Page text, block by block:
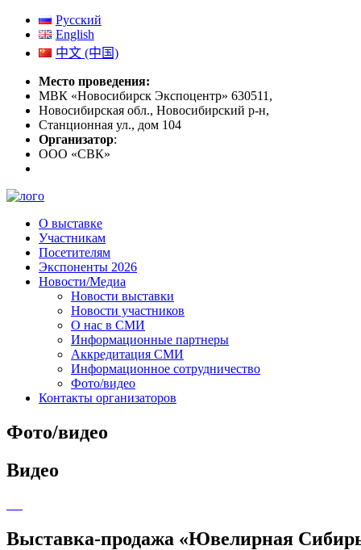
Русский
English
中文 (中国)
Место проведения:
МВК «Новосибирск Экспоцентр» 630511,
Новосибирская обл., Новосибирский р-н,
Станционная ул., дом 104
Организатор:
ООО «СВК»
О выставке
Участникам
Посетителям
Экспоненты 2026
Новости/Медиа
Новости выставки
Новости участников
О нас в СМИ
Информационные партнеры
Аккредитация СМИ
Информационное сотрудничество
Фото/видео
Контакты организаторов
Фото/видео
Видео
Выставка-продажа «Ювелирная